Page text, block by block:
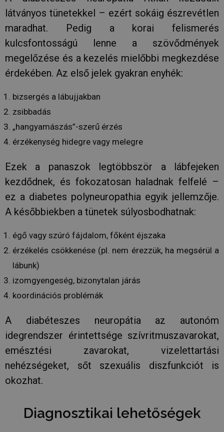
látványos tünetekkel – ezért sokáig észrevétlen
maradhat. Pedig a korai felismerés
kulcsfontosságú lenne a szövődmények
megelőzése és a kezelés mielőbbi megkezdése
érdekében. Az első jelek gyakran enyhék:
bizsergés a lábujjakban
zsibbadás
„hangyamászás”-szerű érzés
érzékenység hidegre vagy melegre
Ezek a panaszok legtöbbször a lábfejeken
kezdődnek, és fokozatosan haladnak felfelé –
ez a diabetes polyneuropathia egyik jellemzője.
A későbbiekben a tünetek súlyosbodhatnak:
égő vagy szúró fájdalom, főként éjszaka
érzékelés csökkenése (pl. nem érezzük, ha megsérül a
lábunk)
izomgyengeség, bizonytalan járás
koordinációs problémák
A diabéteszes neuropátia az autonóm
idegrendszer érintettsége szívritmuszavarokat,
emésztési zavarokat, vizelettartási
nehézségeket, sőt szexuális diszfunkciót is
okozhat.
Diagnosztikai lehetőségek